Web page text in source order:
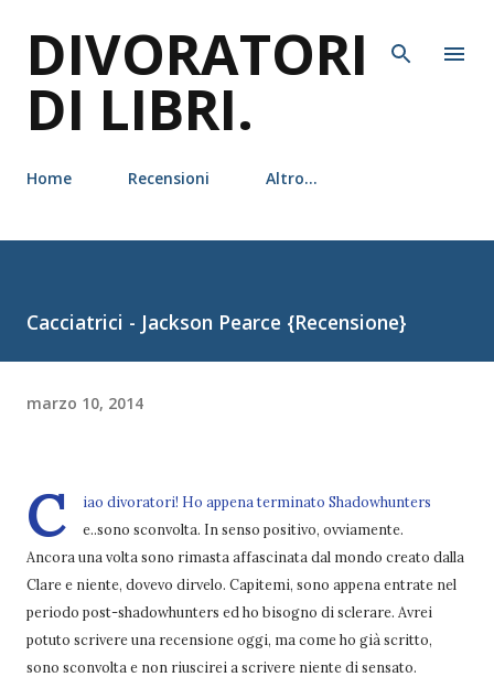
DIVORATORI
DI LIBRI.
Home Recensioni Altro…
Cacciatrici - Jackson Pearce {Recensione}
marzo 10, 2014
C
iao divoratori! Ho appena terminato Shadowhunters
e..sono sconvolta. In senso positivo, ovviamente.
Ancora una volta sono rimasta affascinata dal mondo creato dalla
Clare e niente, dovevo dirvelo. Capitemi, sono appena entrate nel
periodo post-shadowhunters ed ho bisogno di sclerare. Avrei
potuto scrivere una recensione oggi, ma come ho già scritto,
sono sconvolta e non riuscirei a scrivere niente di sensato.